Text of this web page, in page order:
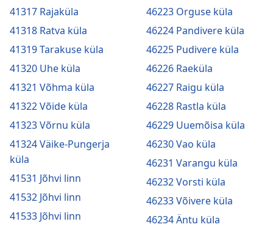
41317 Rajaküla
41318 Ratva küla
41319 Tarakuse küla
41320 Uhe küla
41321 Võhma küla
41322 Võide küla
41323 Võrnu küla
41324 Väike-Pungerja
küla
41531 Jõhvi linn
41532 Jõhvi linn
41533 Jõhvi linn
46223 Orguse küla
46224 Pandivere küla
46225 Pudivere küla
46226 Raeküla
46227 Raigu küla
46228 Rastla küla
46229 Uuemõisa küla
46230 Vao küla
46231 Varangu küla
46232 Vorsti küla
46233 Võivere küla
46234 Äntu küla